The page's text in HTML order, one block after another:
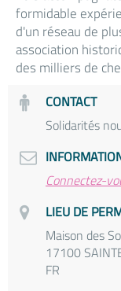
formidable
d'un réseau de
association
des milliers de
CONTACT
Solidarités
Connectez-
LIEU DE
Maison des
17100
FR